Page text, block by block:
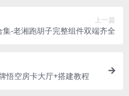
上一篇
-老湘跑胡子完整组件双端齐全
悟空房卡大厅+搭建教程